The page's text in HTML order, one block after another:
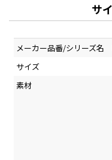
サ
メーカー品番/シリーズ名
サイズ
素材